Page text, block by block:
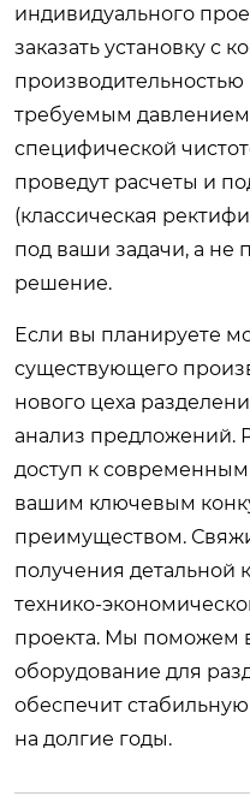
индивидуального
заказать установку с
производительностью
требуемым
специфической
проведут расчеты и
(классическая
под ваши задачи, а не
решение.
Если вы планируете
существующего
нового цеха
анализ предложений.
доступ к
вашим ключевым
преимуществом.
получения детальной
технико-
проекта. Мы поможем
оборудование для
обеспечит
на долгие годы.